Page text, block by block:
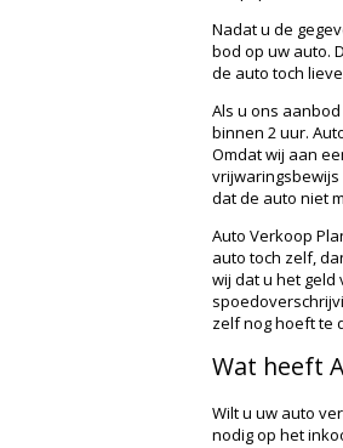
Nadat u de
bod op uw auto.
de auto toch
Als u ons
binnen 2 uur.
Omdat wij aan
dat de auto niet
Auto Verkoop
auto toch zelf,
wij dat u het geld
zelf nog hoeft te
Wat heeft
Wilt u uw auto
nodig op het